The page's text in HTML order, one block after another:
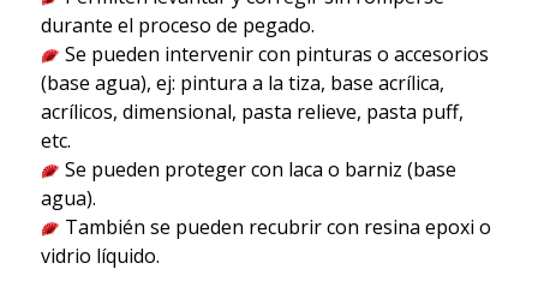
durante el proceso de pegado.
Se pueden intervenir con pinturas o accesorios
(base agua), ej: pintura a la tiza, base acrílica,
acrílicos, dimensional, pasta relieve, pasta puff,
etc.
Se pueden proteger con laca o barniz (base
agua).
También se pueden recubrir con resina epoxi o
vidrio líquido.